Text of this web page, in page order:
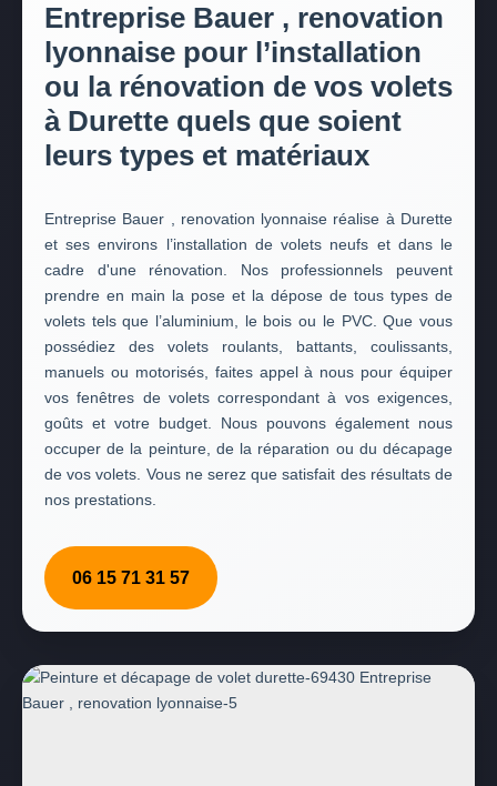
Entreprise Bauer , renovation
lyonnaise pour l’installation
ou la rénovation de vos volets
à Durette quels que soient
leurs types et matériaux
Entreprise Bauer , renovation lyonnaise réalise à Durette
et ses environs l’installation de volets neufs et dans le
cadre d'une rénovation. Nos professionnels peuvent
prendre en main la pose et la dépose de tous types de
volets tels que l’aluminium, le bois ou le PVC. Que vous
possédiez des volets roulants, battants, coulissants,
manuels ou motorisés, faites appel à nous pour équiper
vos fenêtres de volets correspondant à vos exigences,
goûts et votre budget. Nous pouvons également nous
occuper de la peinture, de la réparation ou du décapage
de vos volets. Vous ne serez que satisfait des résultats de
nos prestations.
06 15 71 31 57